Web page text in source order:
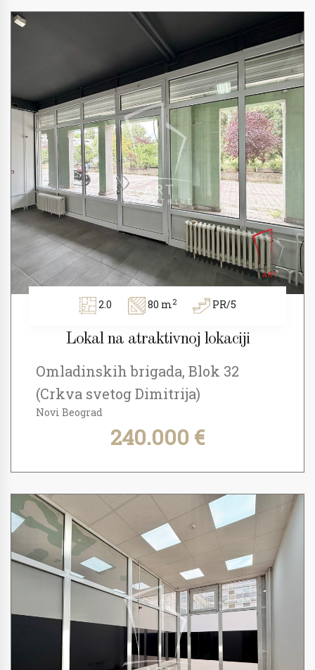
2.0 80 m2 PR/5
Lokal na atraktivnoj lokaciji
Omladinskih brigada, Blok 32
(Crkva svetog Dimitrija)
Novi Beograd
240.000 €